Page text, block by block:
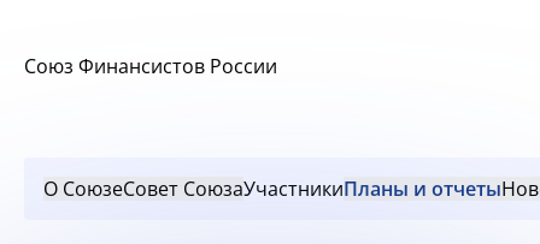
Союз Финансистов России
О СоюзеСовет СоюзаУчастникиПланы и отчеты